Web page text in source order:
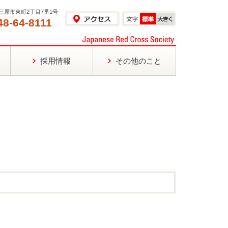
原市東町2丁目7番1号
64-8111
採用情報 その他のこと